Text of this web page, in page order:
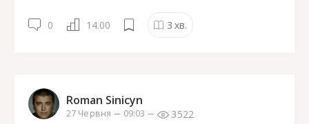
0 14.00 3 хв.
Roman Sinicyn
27 Червня 09:03 3522